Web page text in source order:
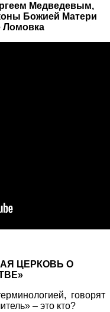
Медведевым,
Божией Матери
Ломовка
ЦЕРКОВЬ О
говорят
– это кто?